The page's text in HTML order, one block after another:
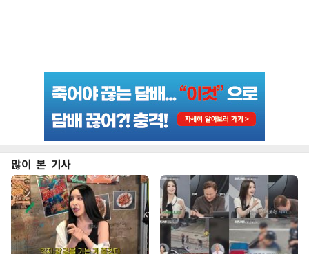
많이 본 기사